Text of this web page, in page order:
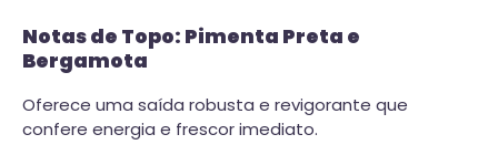
Notas de Topo: Pimenta Preta e
Bergamota
Oferece uma saída robusta e revigorante que
confere energia e frescor imediato.